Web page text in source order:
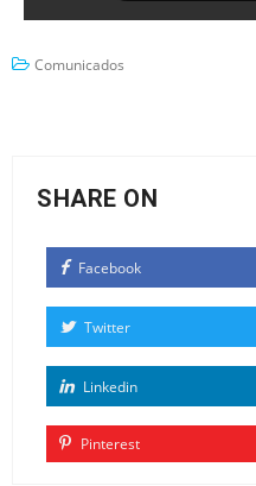
Comunicados
SHARE ON
Facebook
Twitter
Linkedin
Pinterest